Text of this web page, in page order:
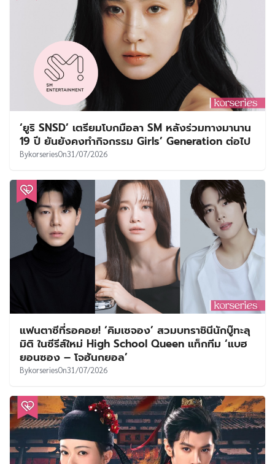
‘ยูริ SNSD’ เตรียมโบกมือลา SM หลังร่วมทางมานาน
19 ปี ยันยังคงทำกิจกรรม Girls’ Generation ต่อไป
BykorseriesOn31/07/2026
แฟนตาซีที่รอคอย! ‘คิมเซจอง’ สวมบทราชินีนักบู๊ทะลุ
มิติ ในซีรีส์ใหม่ High School Queen แท็กทีม ‘แบฮ
ยอนซอง – โจฮันกยอล’
BykorseriesOn31/07/2026